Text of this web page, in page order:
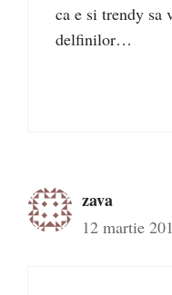
ca e si trendy sa
delfinilor…
zava
12 martie